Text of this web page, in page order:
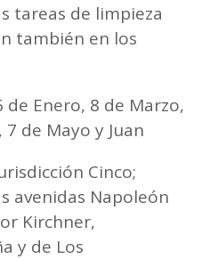
tareas de limpieza
también en los
de Enero, 8 de Marzo,
de Mayo y Juan
Cinco;
avenidas Napoleón
Kirchner,
y de Los